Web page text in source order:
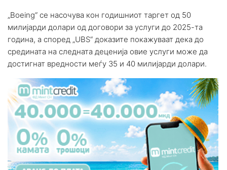
„Boeing“ се насочува кон годишниот таргет од 50
милијарди долари од договори за услуги до 2025-та
година, а според „UBS“ доказите покажуваат дека до
средината на следната деценија овие услуги може да
достигнат вредности меѓу 35 и 40 милијарди долари.